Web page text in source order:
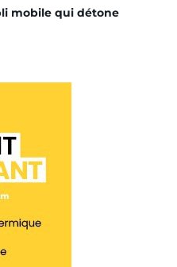
technologies
En somme, une
de solutions et
sur le terrain
outils pratiques
sur le terrain :
pour les
des matériels joue un
mobile qui détone